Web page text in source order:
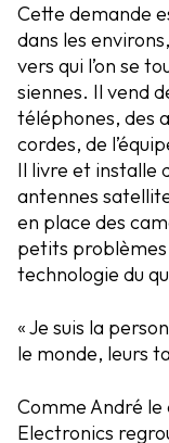
Cette demande
dans les
vers qui l’on se
siennes. Il vend
téléphones, des
cordes, de
Il livre et installe
antennes
en place des
petits
technologie du
« Je suis la
le monde, leurs
Comme André
Electronics